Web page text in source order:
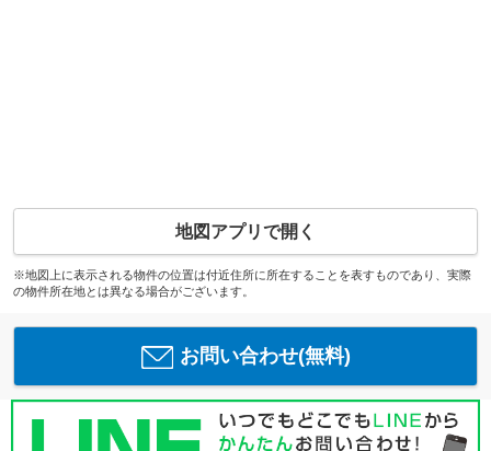
地図アプリで開く
※地図上に表示される物件の位置は付近住所に所在することを表すものであり、実際
の物件所在地とは異なる場合がございます。
お問い合わせ(無料)